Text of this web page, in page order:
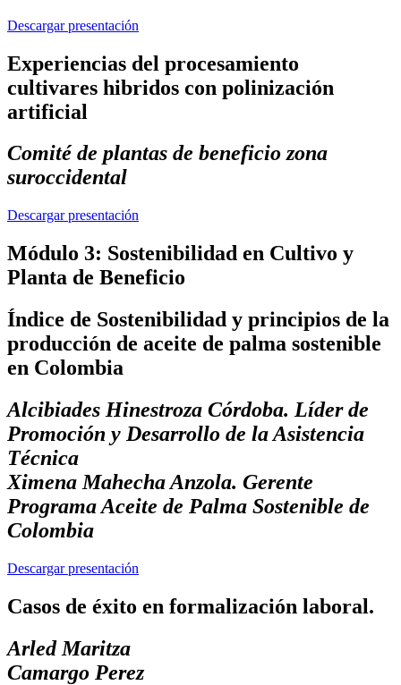
Descargar presentación
Experiencias del procesamiento
cultivares hibridos con polinización
artificial
Comité de plantas de beneficio zona
suroccidental
Descargar presentación
Módulo 3: Sostenibilidad en Cultivo y
Planta de Beneficio
Índice de Sostenibilidad y principios de la
producción de aceite de palma sostenible
en Colombia
Alcibiades Hinestroza Córdoba. Líder de
Promoción y Desarrollo de la Asistencia
Técnica
Ximena Mahecha Anzola. Gerente
Programa Aceite de Palma Sostenible de
Colombia
Descargar presentación
Casos de éxito en formalización laboral.
Arled Maritza
Camargo Perez